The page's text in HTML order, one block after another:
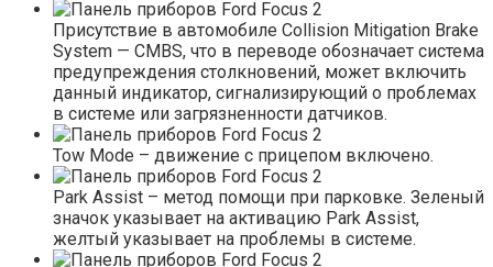
Присутствие в автомобиле Collision Mitigation Brake
System — CMBS, что в переводе обозначает система
предупреждения столкновений, может включить
данный индикатор, сигнализирующий о проблемах
в системе или загрязненности датчиков.
Tow Mode – движение с прицепом включено.
Park Assist – метод помощи при парковке. Зеленый
значок указывает на активацию Park Assist,
желтый указывает на проблемы в системе.